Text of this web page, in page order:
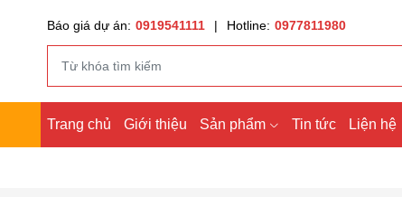
Báo giá dự án: 0919541111 | Hotline: 0977811980
Trang chủ Giới thiệu Sản phẩm Tin tức Liện hệ